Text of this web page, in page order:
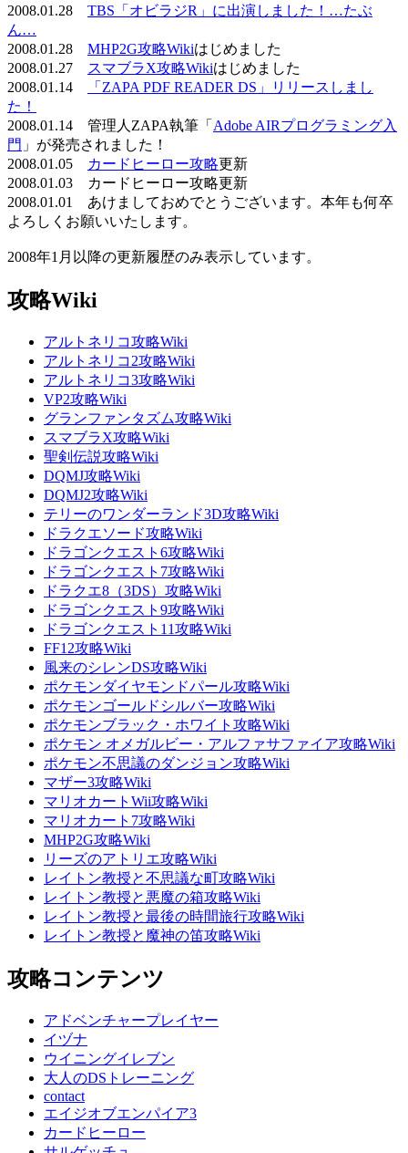
2008.01.28 TBS「オビラジR」に出演しました！…たぶ
ん…
2008.01.28 MHP2G攻略Wikiはじめました
2008.01.27
スマブラX攻略Wikiはじめました
2008.01.14
「ZAPA PDF READER DS」リリースしまし
た！
2008.01.14 管理人ZAPA執筆「 Adobe AIRプログラミング入
門 」が発売されました！
2008.01.05
カードヒーロー攻略更新
2008.01.03 カードヒーロー攻略更新
2008.01.01 あけましておめでとうございます。本年も何卒
よろしくお願いいたします。
2008年1月以降の更新履歴のみ表示しています。
攻略Wiki
アルトネリコ攻略Wiki
アルトネリコ2攻略Wiki
アルトネリコ3攻略Wiki
VP2攻略Wiki
グランファンタズム攻略Wiki
スマブラX攻略Wiki
聖剣伝説攻略Wiki
DQMJ攻略Wiki
DQMJ2攻略Wiki
テリーのワンダーランド3D攻略Wiki
ドラクエソード攻略Wiki
ドラゴンクエスト6攻略Wiki
ドラゴンクエスト7攻略Wiki
ドラクエ8（3DS）攻略Wiki
ドラゴンクエスト9攻略Wiki
ドラゴンクエスト11攻略Wiki
FF12攻略Wiki
風来のシレンDS攻略Wiki
ポケモンダイヤモンドパール攻略Wiki
ポケモンゴールドシルバー攻略Wiki
ポケモンブラック・ホワイト攻略Wiki
ポケモン オメガルビー・アルファサファイア攻略Wiki
ポケモン不思議のダンジョン攻略Wiki
マザー3攻略Wiki
マリオカートWii攻略Wiki
マリオカート7攻略Wiki
MHP2G攻略Wiki
リーズのアトリエ攻略Wiki
レイトン教授と不思議な町攻略Wiki
レイトン教授と悪魔の箱攻略Wiki
レイトン教授と最後の時間旅行攻略Wiki
レイトン教授と魔神の笛攻略Wiki
攻略コンテンツ
アドベンチャープレイヤー
イヅナ
ウイニングイレブン
大人のDSトレーニング
contact
エイジオブエンパイア3
カードヒーロー